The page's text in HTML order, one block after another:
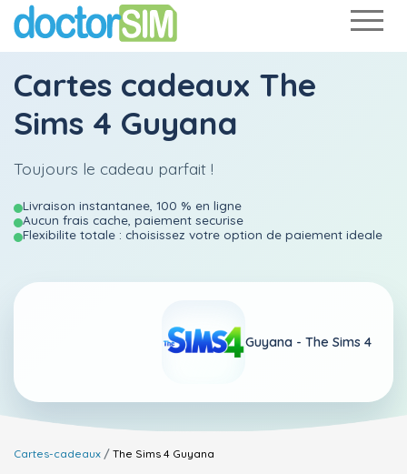
Cartes cadeaux The
Sims 4 Guyana
Toujours le cadeau parfait !
Livraison instantanee, 100 % en ligne
Aucun frais cache, paiement securise
Flexibilite totale : choisissez votre option de paiement ideale
Guyana - The Sims 4
Cartes-cadeaux The Sims 4 Guyana